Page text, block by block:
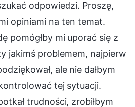
odpowiedzi. Proszę,
opiniami na ten temat.
pomógłby mi uporać się z
jakimś problemem, najpierw
ale nie dałbym
tej sytuacji.
trudności, zrobiłbym